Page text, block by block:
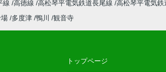
線 高徳線 高松琴平電気鉄道長尾線 高松琴平電気鉄
場 多度津 鴨川 観音寺
トップページ